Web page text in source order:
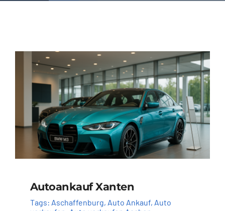
Autoankauf Xanten
Tags: Aschaffenburg, Auto Ankauf, Auto